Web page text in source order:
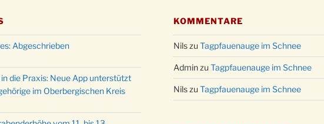
Abgeschrieben
die Praxis: Neue App unterstützt
im Oberbergischen Kreis
KOMMENTARE
Nilszu Tagpfauenauge im Schnee
Adminzu Tagpfauenauge im Schnee
Nilszu Tagpfauenauge im Schnee